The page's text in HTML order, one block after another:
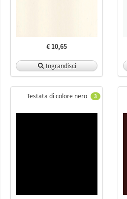
€ 10,65
Ingrandisci
3
Testata di colore nero